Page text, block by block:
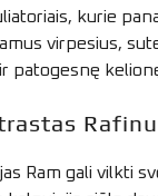
kurie
virpesius,
patogesnę
Ram gali vilkti